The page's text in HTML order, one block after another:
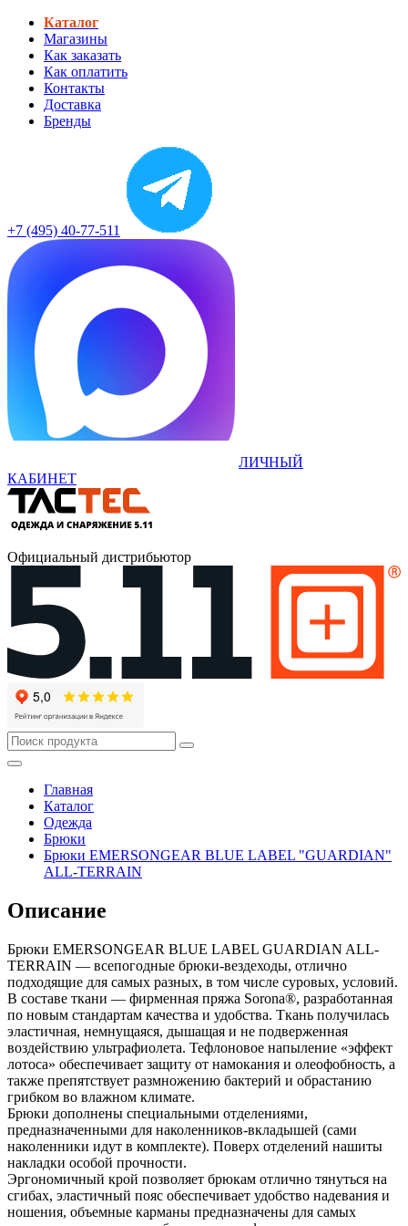
Каталог
Магазины
Как заказать
Как оплатить
Контакты
Доставка
Бренды
+7 (495) 40-77-511
ЛИЧНЫЙ
КАБИНЕТ
Официальный дистрибьютор
Главная
Каталог
Одежда
Брюки
Брюки EMERSONGEAR BLUE LABEL "GUARDIAN"
ALL-TERRAIN
Описание
Брюки EMERSONGEAR BLUE LABEL GUARDIAN ALL-
TERRAIN — всепогодные брюки-вездеходы, отлично
подходящие для самых разных, в том числе суровых, условий.
В составе ткани — фирменная пряжа Sorona®, разработанная
по новым стандартам качества и удобства. Ткань получилась
эластичная, немнущаяся, дышащая и не подверженная
воздействию ультрафиолета. Тефлоновое напыление «эффект
лотоса» обеспечивает защиту от намокания и олеофобность, а
также препятствует размножению бактерий и обрастанию
грибком во влажном климате.
Брюки дополнены специальными отделениями,
предназначенными для наколенников-вкладышей (сами
наколенники идут в комплекте). Поверх отделений нашиты
накладки особой прочности.
Эргономичный крой позволяет брюкам отлично тянуться на
сгибах, эластичный пояс обеспечивает удобство надевания и
ношения, объемные карманы предназначены для самых